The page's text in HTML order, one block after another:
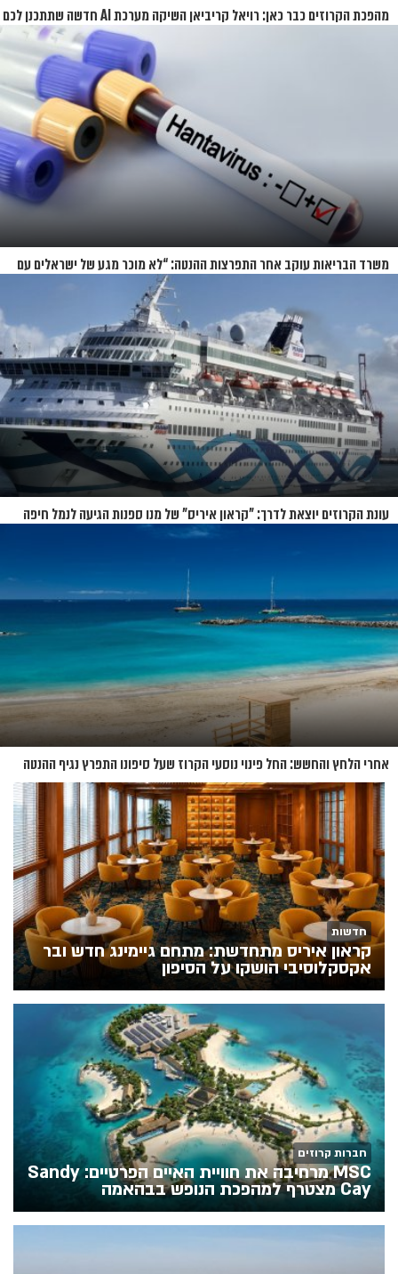
מהפכת הקרוזים כבר כאן: רויאל קריביאן השיקה מערכת AI חדשה שתתכנן לכם
משרד הבריאות עוקב אחר התפרצות ההנטה: “לא מוכר מגע של ישראלים עם
עונת הקרוזים יוצאת לדרך: "קראון איריס" של מנו ספנות הגיעה לנמל חיפה
אחרי הלחץ והחשש: החל פינוי נוסעי הקרוז שעל סיפונו התפרץ נגיף ההנטה
חדשות
קראון איריס מתחדשת: מתחם גיימינג חדש ובר
אקסקלוסיבי הושקו על הסיפון
חברות קרוזים
MSC מרחיבה את חוויית האיים הפרטיים: Sandy
Cay מצטרף למהפכת הנופש בבהאמה